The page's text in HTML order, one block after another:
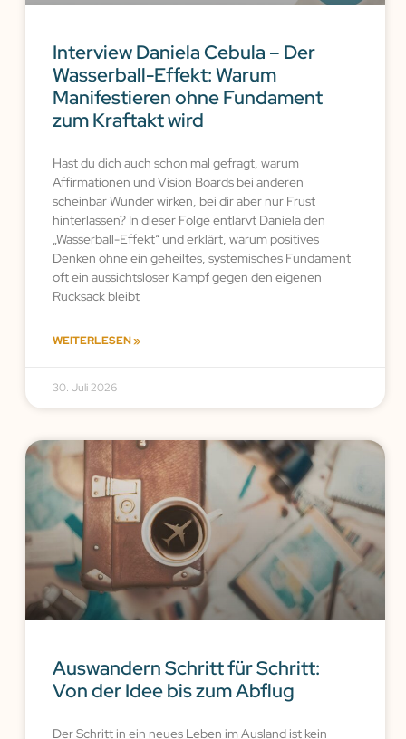
Interview Daniela Cebula – Der
Wasserball-Effekt: Warum
Manifestieren ohne Fundament
zum Kraftakt wird
Hast du dich auch schon mal gefragt, warum
Affirmationen und Vision Boards bei anderen
scheinbar Wunder wirken, bei dir aber nur Frust
hinterlassen? In dieser Folge entlarvt Daniela den
„Wasserball-Effekt“ und erklärt, warum positives
Denken ohne ein geheiltes, systemisches Fundament
oft ein aussichtsloser Kampf gegen den eigenen
Rucksack bleibt
WEITERLESEN »
30. Juli 2026
Auswandern Schritt für Schritt:
Von der Idee bis zum Abflug
Der Schritt in ein neues Leben im Ausland ist kein